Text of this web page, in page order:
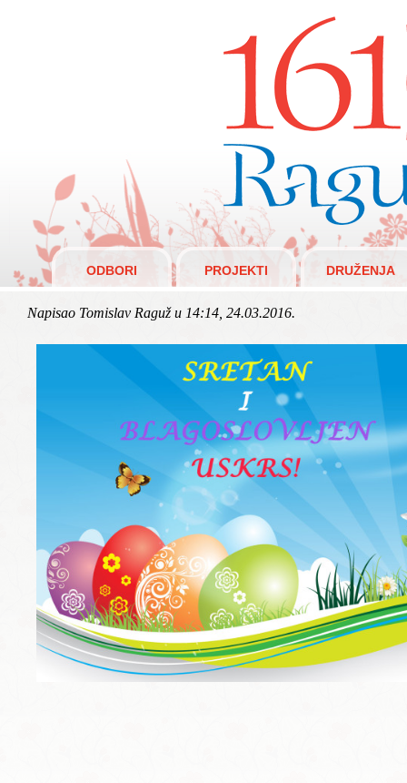
Raguži 1610.
ODBORI PROJEKTI DRUŽENJA
Napisao Tomislav Raguž u 14:14, 24.03.2016.